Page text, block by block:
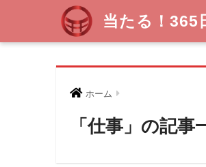
当たる！365
ホーム
「仕事」の記事